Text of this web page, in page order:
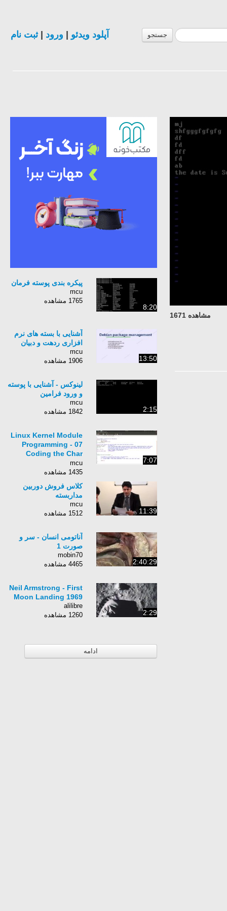
جستجو آپلود ویدئو ورود |ثبت نام
مشاهده 1671
8:20
پیکره بندی پوسته فرمان
mcu
1765 مشاهده
13:50
آشنایی با بسته های نرم
افزاری ردهت و دبیان
mcu
1906 مشاهده
2:15
لینوکس - آشنایی با پوسته
و ورود فرامین
mcu
1842 مشاهده
7:07
Linux Kernel Module
Programming - 07
Coding the Char
Device
mcu
1435 مشاهده
11:39
کلاس فروش دوربین
مداربسته
mcu
1512 مشاهده
2:40:29
آناتومی انسان - سر و
صورت 1
mobin70
4465 مشاهده
2:29
Neil Armstrong - First
Moon Landing 1969
alilibre
1260 مشاهده
ادامه